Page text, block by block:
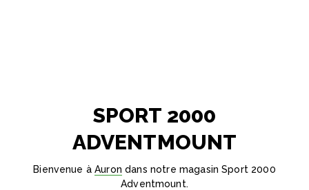
SPORT 2000
ADVENTMOUNT
Bienvenue àAuron dans notre magasin Sport 2000
Adventmount.